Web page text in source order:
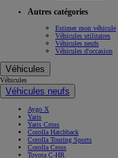
Autres catégories
Estimer mon véhicule
Véhicules utilitaires
Véhicules neufs
Véhicules d'occasion
Véhicules
Véhicules
Véhicules neufs
Aygo X
Yaris
Yaris Cross
Corolla Hatchback
Corolla Touring Sports
Corolla Cross
Toyota C-HR